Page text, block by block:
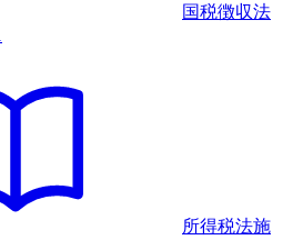
国税徴収法
所得税法施